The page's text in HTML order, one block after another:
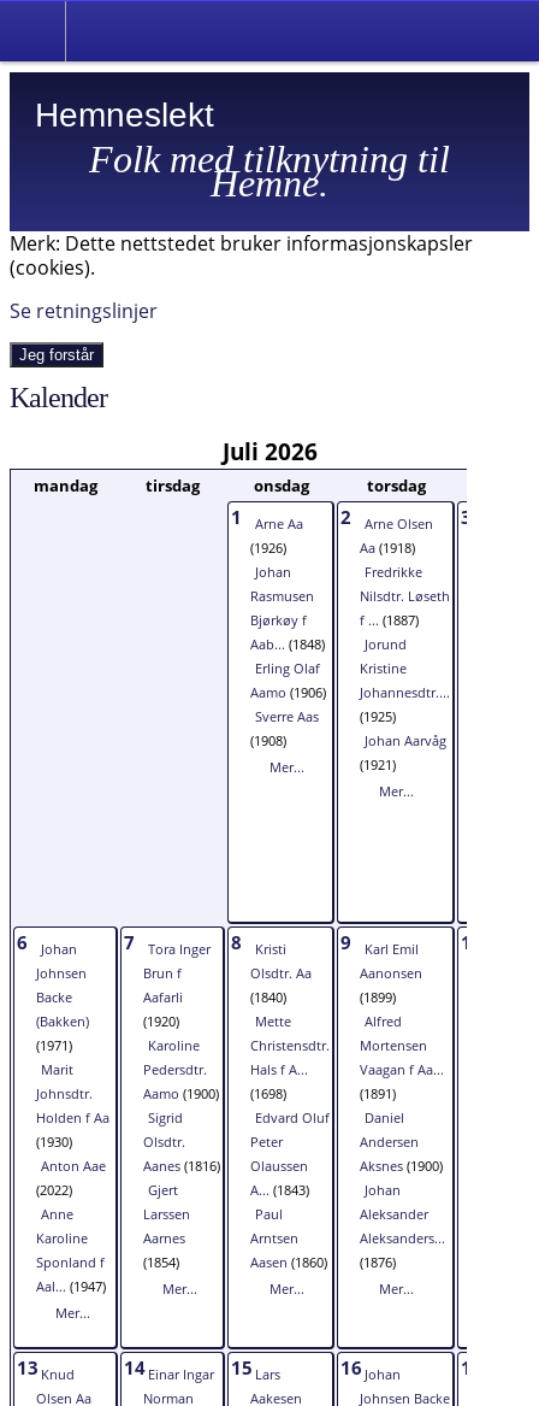
Hemneslekt
Folk med tilknytning til
Hemne.
Merk: Dette nettstedet bruker informasjonskapsler
(cookies).
Se retningslinjer
Jeg forstår
Kalender
Juli 2026
mandag tirsdag onsdag torsdag
1
Arne Aa
(1926)
Johan
Rasmusen
Bjørkøy f
Aab... (1848)
Erling Olaf
Aamo (1906)
Sverre Aas
(1908)
Mer...
2
Arne Olsen
Aa (1918)
Fredrikke
Nilsdtr. Løseth
f ... (1887)
Jorund
Kristine
Johannesdtr....
(1925)
Johan Aarvåg
(1921)
Mer...
3
6
Johan
Johnsen
Backe
(Bakken)
(1971)
Marit
Johnsdtr.
Holden f Aa
(1930)
Anton Aae
(2022)
Anne
Karoline
Sponland f
Aal... (1947)
Mer...
7
Tora Inger
Brun f
Aafarli
(1920)
Karoline
Pedersdtr.
Aamo (1900)
Sigrid
Olsdtr.
Aanes (1816)
Gjert
Larssen
Aarnes
(1854)
Mer...
8
Kristi
Olsdtr. Aa
(1840)
Mette
Christensdtr.
Hals f A...
(1698)
Edvard Oluf
Peter
Olaussen
A... (1843)
Paul
Arntsen
Aasen (1860)
Mer...
9
Karl Emil
Aanonsen
(1899)
Alfred
Mortensen
Vaagan f Aa...
(1891)
Daniel
Andersen
Aksnes (1900)
Johan
Aleksander
Aleksanders...
(1876)
Mer...
10
13 Knud
Olsen Aa
14 Einar Ingar
Norman
15 Lars
Aakesen
16 Johan
Johnsen Backe
17